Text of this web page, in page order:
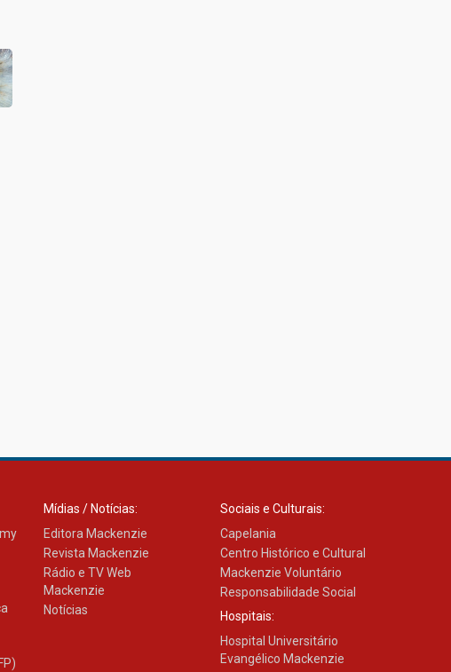
Mídias / Notícias:
Editora Mackenzie
Revista Mackenzie
Rádio e TV Web
Mackenzie
Notícias
Sociais e Culturais:
Capelania
Centro Histórico e Cultural
Mackenzie Voluntário
Responsabilidade Social
Hospitais:
Hospital Universitário
Evangélico Mackenzie